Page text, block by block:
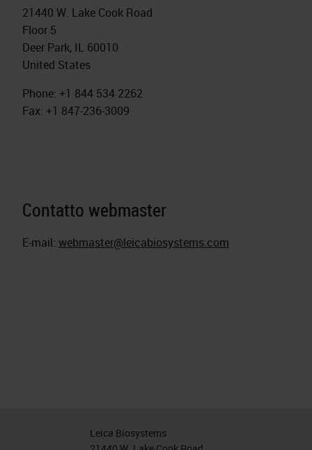
21440 W. Lake Cook Road
Floor 5
Deer Park, IL 60010
United States
Phone: +1 844 534 2262
Fax: +1 847-236-3009
Contatto webmaster
E-mail: webmaster@leicabiosystems.com
Leica Biosystems